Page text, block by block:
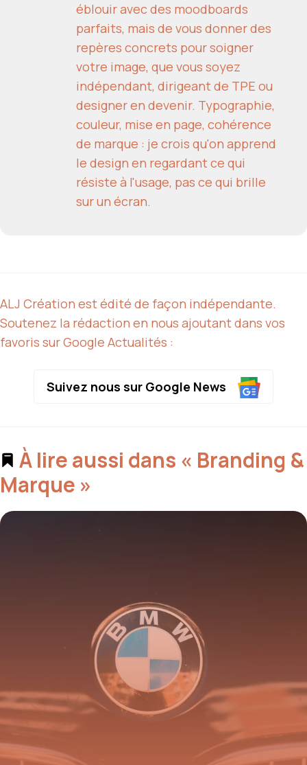
éblouir avec des moodboards
parfaits, mais de vous donner des
repères concrets pour soigner
votre image, que vous soyez
indépendant, dirigeant de TPE ou
designer en devenir. Typographie,
couleur, mise en page, cohérence
de marque : je crois qu'on apprend
le design en regardant ce qui
résiste à l'usage, pas ce qui brille
sur un écran.
ALJ Création est édité de façon indépendante.
Soutenez la rédaction en nous ajoutant dans vos
favoris sur Google Actualités :
Suivez nous sur Google News
À lire aussi dans « Branding &
Marque »